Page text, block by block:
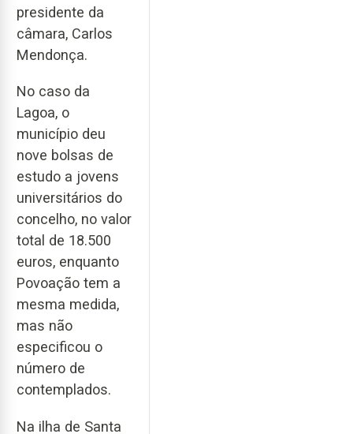
presidente da
câmara, Carlos
Mendonça.
No caso da
Lagoa, o
município deu
nove bolsas de
estudo a jovens
universitários do
concelho, no valor
total de 18.500
euros, enquanto
Povoação tem a
mesma medida,
mas não
especificou o
número de
contemplados.
Na ilha de Santa